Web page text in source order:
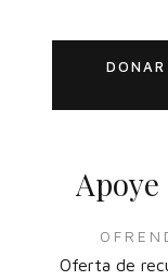
Oferta de